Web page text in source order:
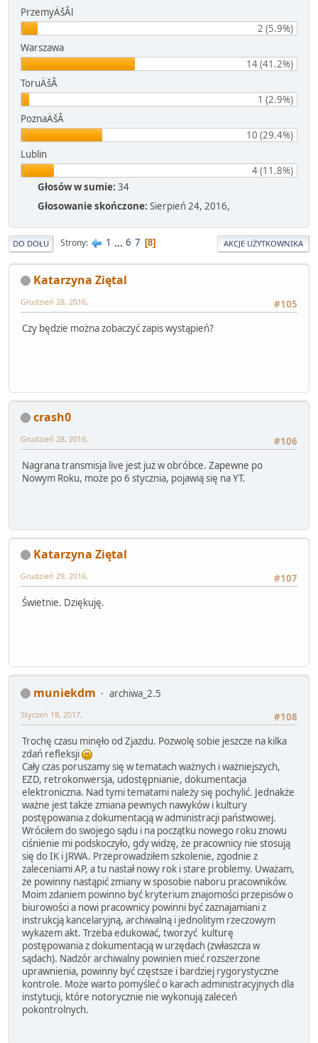
PrzemyÄšÂl
2 (5.9%)
Warszawa
14 (41.2%)
ToruÄšÂ
1 (2.9%)
PoznaÄšÂ
10 (29.4%)
Lublin
4 (11.8%)
Głosów w sumie: 34
Głosowanie skończone: Sierpień 24, 2016,
DO DOŁU Strony 1 ... 6 7 8 AKCJE UŻYTKOWNIKA
Katarzyna Ziętal
#105
Grudzień 28, 2016,
Czy będzie można zobaczyć zapis wystąpień?
crash0
#106
Grudzień 28, 2016,
Nagrana transmisja live jest już w obróbce. Zapewne po
Nowym Roku, może po 6 stycznia, pojawią się na YT.
Katarzyna Ziętal
#107
Grudzień 29, 2016,
Świetnie. Dziękuję.
muniekdm
archiwa_2.5
#108
Styczeń 18, 2017,
Trochę czasu minęło od Zjazdu. Pozwolę sobie jeszcze na kilka
zdań refleksji
Cały czas poruszamy się w tematach ważnych i ważniejszych,
EZD, retrokonwersja, udostępnianie, dokumentacja
elektroniczna. Nad tymi tematami należy się pochylić. Jednakże
ważne jest także zmiana pewnych nawyków i kultury
postępowania z dokumentacją w administracji państwowej.
Wróciłem do swojego sądu i na początku nowego roku znowu
ciśnienie mi podskoczyło, gdy widzę, że pracownicy nie stosują
się do IK i JRWA. Przeprowadziłem szkolenie, zgodnie z
zaleceniami AP, a tu nastał nowy rok i stare problemy. Uważam,
że powinny nastąpić zmiany w sposobie naboru pracowników.
Moim zdaniem powinno być kryterium znajomości przepisów o
biurowości a nowi pracownicy powinni być zaznajamiani z
instrukcją kancelaryjną, archiwalną i jednolitym rzeczowym
wykazem akt. Trzeba edukować, tworzyć kulturę
postępowania z dokumentacją w urzędach (zwłaszcza w
sądach). Nadzór archiwalny powinien mieć rozszerzone
uprawnienia, powinny być częstsze i bardziej rygorystyczne
kontrole. Może warto pomyśleć o karach administracyjnych dla
instytucji, które notorycznie nie wykonują zaleceń
pokontrolnych.